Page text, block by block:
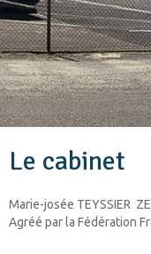
Le cabinet
Marie-josée TEYSSIER
Agréé par la Fédération